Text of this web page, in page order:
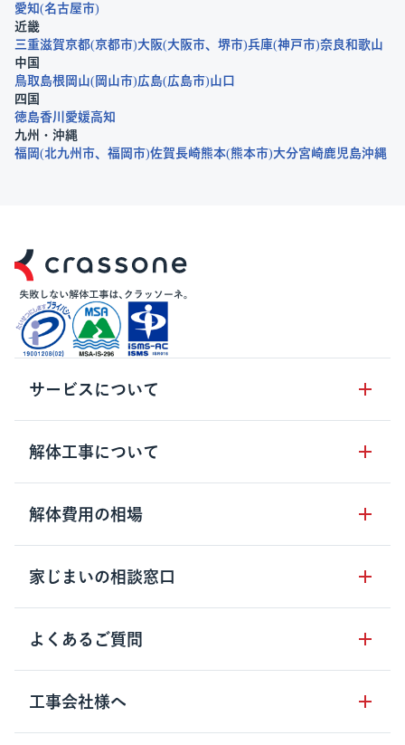
愛知 名古屋市
近畿
三重滋賀京都 京都市 大阪 大阪市 堺市 兵庫 神戸市 奈良和歌山
中国
鳥取 島根 岡山 岡山市 広島 広島市 山口
四国
徳島香川 愛媛高知
九州・沖縄
福岡 北九州市 福岡市 佐賀長崎熊本 熊本市 大分宮崎鹿児島沖縄
サービスについて
サービスの流れ
サービスのメリット
クラッソーネの自治体連携
お客さまの声
空き家の処分を検討のお客様へ
解体工事について
解体工事の基礎知識
解体工事に関わる法律
用語集
解体費用の相場
木造住宅の相場
鉄骨造住宅の相場
RC造住宅の相場
家じまいの相談窓口
家じまいの相談窓口
よくあるご質問
クラッソーネの利用方法
工事の進め方
工事会社様へ